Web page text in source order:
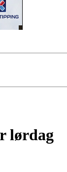
lørdag